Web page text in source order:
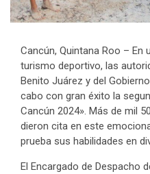
Cancún, Quintana Roo –
turismo deportivo, las
Benito Juárez y del
cabo con gran éxito la
Cancún 2024». Más de mil
dieron cita en este
prueba sus habilidades en
El Encargado de Despacho